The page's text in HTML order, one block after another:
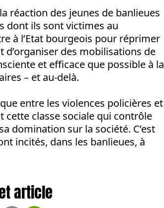
réaction des jeunes de banlieues
dont ils sont victimes au
à l’Etat bourgeois pour réprimer
d’organiser des mobilisations de
et efficace que possible à la
– et au-delà.
entre les violences policières et
cette classe sociale qui contrôle
domination sur la société. C’est
incités, dans les banlieues, à